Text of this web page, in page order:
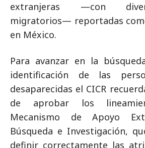
extranjeras —con
migratorios— reportadas
en México.
Para avanzar en la
identificación de las
desaparecidas el CICR
de aprobar los
Mecanismo de Apoyo
Búsqueda e Investigación,
definir correctamente las